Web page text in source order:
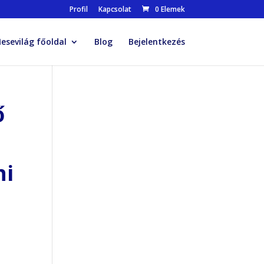
Profil Kapcsolat 0 Elemek
főoldal Blog Bejelentkezés